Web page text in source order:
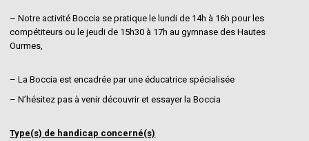
– Notre activité Boccia se pratique le lundi de 14h à 16h pour les
compétiteurs ou le jeudi de 15h30 à 17h au gymnase des Hautes
Ourmes,
– La Boccia est encadrée par une éducatrice spécialisée
– N’hésitez pas à venir découvrir et essayer la Boccia
Type(s) de handicap concerné(s)